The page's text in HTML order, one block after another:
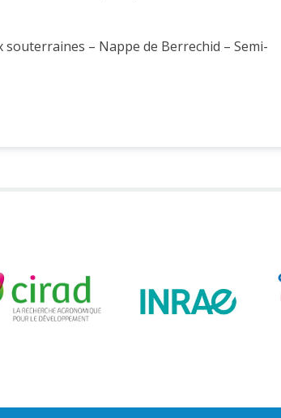
– Nappe de Berrechid – Semi-